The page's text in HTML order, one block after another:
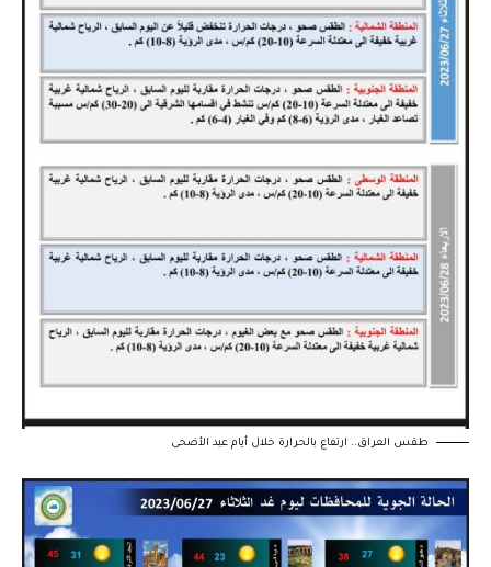
طقس العراق.. ارتفاع بالحرارة خلال أيام عيد الأضحى